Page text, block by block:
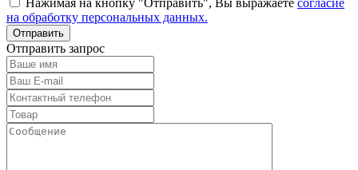
на обработку персональных данных.
Отправить запрос